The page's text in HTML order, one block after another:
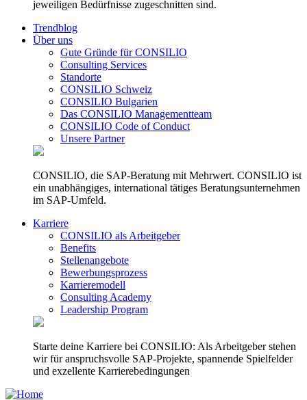
jeweiligen Bedürfnisse zugeschnitten sind.
Trendblog
Über uns
Gute Gründe für CONSILIO
Consulting Services
Standorte
CONSILIO Schweiz
CONSILIO Bulgarien
Das CONSILIO Managementteam
CONSILIO Code of Conduct
Unsere Partner
CONSILIO, die SAP-Beratung mit Mehrwert. CONSILIO ist
ein unabhängiges, international tätiges Beratungsunternehmen
im SAP-Umfeld.
Karriere
CONSILIO als Arbeitgeber
Benefits
Stellenangebote
Bewerbungsprozess
Karrieremodell
Consulting Academy
Leadership Program
Starte deine Karriere bei CONSILIO: Als Arbeitgeber stehen
wir für anspruchsvolle SAP-Projekte, spannende Spielfelder
und exzellente Karrierebedingungen